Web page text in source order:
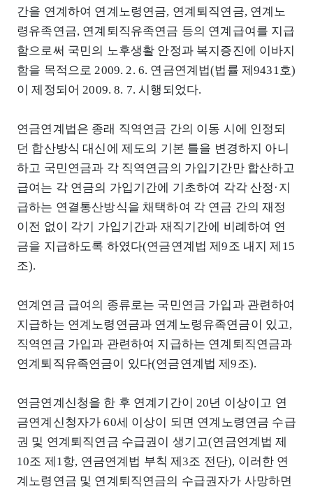
간을 연계하여 연계노령연금, 연계퇴직연금, 연계노
령유족연금, 연계퇴직유족연금 등의 연계급여를 지급
함으로써 국민의 노후생활 안정과 복지증진에 이바지
함을 목적으로 2009. 2. 6. 연금연계법(법률 제9431호)
이 제정되어 2009. 8. 7. 시행되었다.
연금연계법은 종래 직역연금 간의 이동 시에 인정되
던 합산방식 대신에 제도의 기본 틀을 변경하지 아니
하고 국민연금과 각 직역연금의 가입기간만 합산하고
급여는 각 연금의 가입기간에 기초하여 각각 산정·지
급하는 연결통산방식을 채택하여 각 연금 간의 재정
이전 없이 각기 가입기간과 재직기간에 비례하여 연
금을 지급하도록 하였다(연금연계법 제9조 내지 제15
조).
연계연금 급여의 종류로는 국민연금 가입과 관련하여
지급하는 연계노령연금과 연계노령유족연금이 있고,
직역연금 가입과 관련하여 지급하는 연계퇴직연금과
연계퇴직유족연금이 있다(연금연계법 제9조).
연금연계신청을 한 후 연계기간이 20년 이상이고 연
금연계신청자가 60세 이상이 되면 연계노령연금 수급
권 및 연계퇴직연금 수급권이 생기고(연금연계법 제
10조 제1항, 연금연계법 부칙 제3조 전단), 이러한 연
계노령연금 및 연계퇴직연금의 수급권자가 사망하면